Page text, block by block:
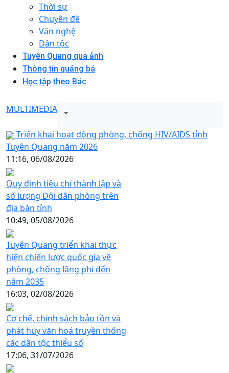
Thời sự
Chuyên đề
Văn nghệ
Dân tộc
Tuyên Quang qua ảnh
Thông tin quảng bá
Học tập theo Bác
MULTIMEDIA
Triển khai hoạt động phòng, chống HIV/AIDS tỉnh
Tuyên Quang năm 2026
11:16, 06/08/2026
Quy định tiêu chí thành lập và
số lượng Đội dân phòng trên
địa bàn tỉnh
10:49, 05/08/2026
Tuyên Quang triển khai thực
hiện chiến lược quốc gia về
phòng, chống lãng phí đến
năm 2035
16:03, 02/08/2026
Cơ chế, chính sách bảo tồn và
phát huy văn hoá truyền thống
các dân tộc thiểu số
17:06, 31/07/2026